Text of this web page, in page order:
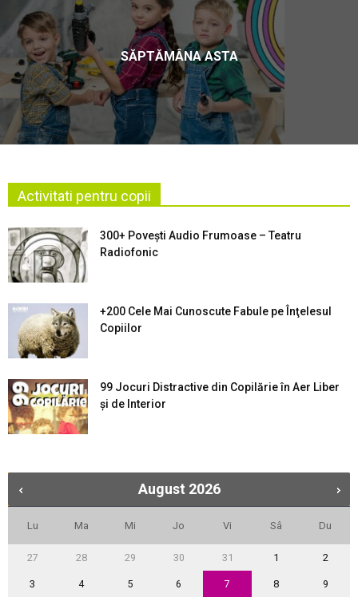
SĂPTĂMÂNA ASTA
Activitati pentru copii
300+ Povești Audio Frumoase – Teatru
Radiofonic
+200 Cele Mai Cunoscute Fabule pe Înţelesul
Copiilor
99 Jocuri Distractive din Copilărie în Aer Liber
şi de Interior
August 2026
Lu Ma Mi Jo Vi Sâ Du
27 28 29 30 31 1 2
3 4 5 6 7 8 9